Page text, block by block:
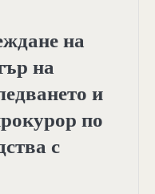
на
на
и
по
с